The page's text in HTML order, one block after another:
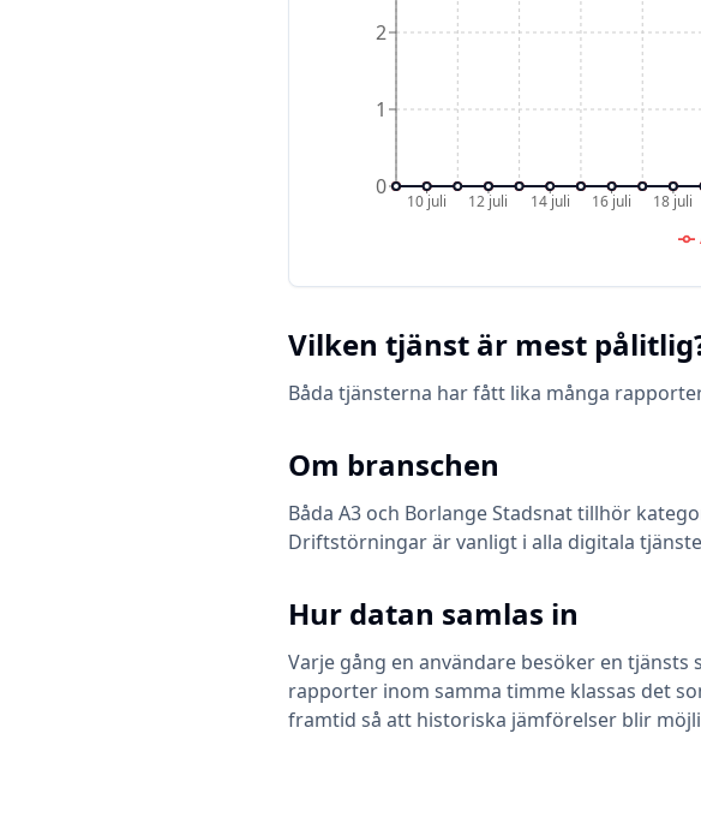
10 juli 12 juli 14 juli 16 juli 18 juli
0
1
2
Vilken tjänst är mest
Båda tjänsterna har fått lika många
Om branschen
Båda A3 och Borlange Stadsnattillhör
Driftstörningar är vanligt i alla digitala
Hur datan samlas in
Varje gång en användare besöker en
rapporter inom samma timme klassas det
framtid så att historiska jämförelser blir